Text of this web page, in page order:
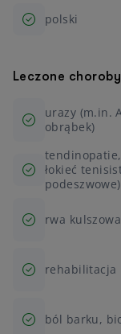
polski
Leczone
urazy (m.in.
obrąbek)
łokieć
podeszwowe)
rwa
rehabilitacja
ból barku,